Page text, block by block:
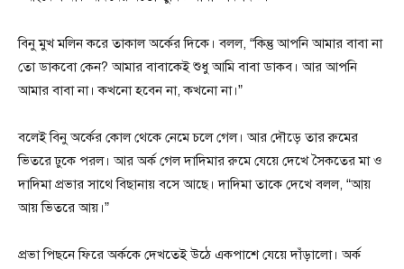
বিনু মুখ মলিন করে তাকাল অর্কের দিকে। বলল, “কিন্তু আপনি আমার বাবা না
তো ডাকবো কেন? আমার বাবাকেই শুধু আমি বাবা ডাকব। আর আপনি
আমার বাবা না। কখনো হবেন না, কখনো না।”
বলেই বিনু অর্কের কোল থেকে নেমে চলে গেল। আর দৌড়ে তার রুমের
ভিতরে ঢুকে পরল। আর অর্ক গেল দাদিমার রুমে যেয়ে দেখে সৈকতের মা ও
দাদিমা প্রভার সাথে বিছানায় বসে আছে। দাদিমা তাকে দেখে বলল, “আয়
আয় ভিতরে আয়।”
প্রভা পিছনে ফিরে অর্ককে দেখতেই উঠে একপাশে যেয়ে দাঁড়ালো। অর্ক